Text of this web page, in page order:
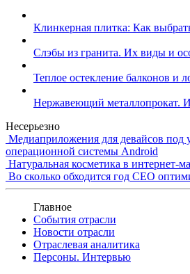
Клинкерная плитка: Как
Слэбы из гранита. Их виды и
Теплое остекление балконов и
Нержавеющий металлопрокат.
Несерьезно
Медиаприложения для девайсов под
операционной системы Android
Натуральная косметика в интернет-
Во сколько обходится год СЕО
Главное
События отрасли
Новости отрасли
Отраслевая аналитика
Персоны. Интервью